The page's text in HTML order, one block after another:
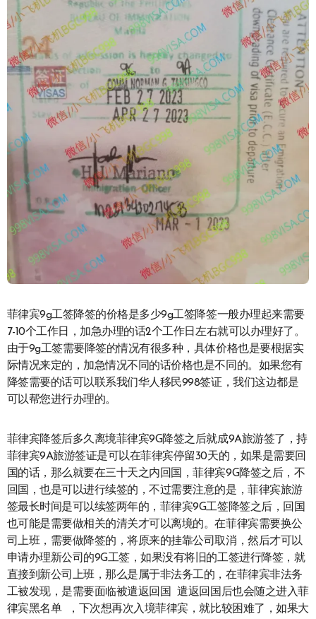
菲律宾9g工签降签的价格是多少9g工签降签一般办理起来需要
7-10个工作日，加急办理的话2个工作日左右就可以办理好了。
由于9g工签需要降签的情况有很多种，具体价格也是要根据实
际情况来定的，加急情况不同的话价格也是不同的。如果您有
降签需要的话可以联系我们华人移民998签证，我们这边都是
可以帮您进行办理的。
菲律宾降签后多久离境菲律宾9G降签之后就成9A旅游签了，持
菲律宾9A旅游签证是可以在菲律宾停留30天的，如果是需要回
国的话，那么就要在三十天之内回国，菲律宾9G降签之后，不
回国，也是可以进行续签的，不过需要注意的是，菲律宾旅游
签最长时间是可以续签两年的，菲律宾9G工签降签之后，回国
也可能是需要做相关的清关才可以离境的。在菲律宾需要换公
司上班，需要做降签的，将原来的挂靠公司取消，然后才可以
申请办理新公司的9G工签，如果没有将旧的工签进行降签，就
直接到新公司上班，那么是属于非法务工的，在菲律宾非法务
工被发现，是需要面临被遣返回国 遣返回国后也会随之进入菲
律宾黑名单 ，下次想再次入境菲律宾，就比较困难了，如果大